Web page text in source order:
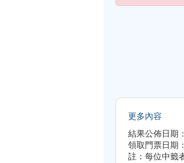
更多內容
結果公佈日期
領取門票日期
註：每位中籤